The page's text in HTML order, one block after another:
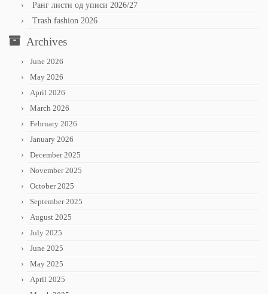
Ранг листи од уписи 2026/27
Trash fashion 2026
Archives
June 2026
May 2026
April 2026
March 2026
February 2026
January 2026
December 2025
November 2025
October 2025
September 2025
August 2025
July 2025
June 2025
May 2025
April 2025